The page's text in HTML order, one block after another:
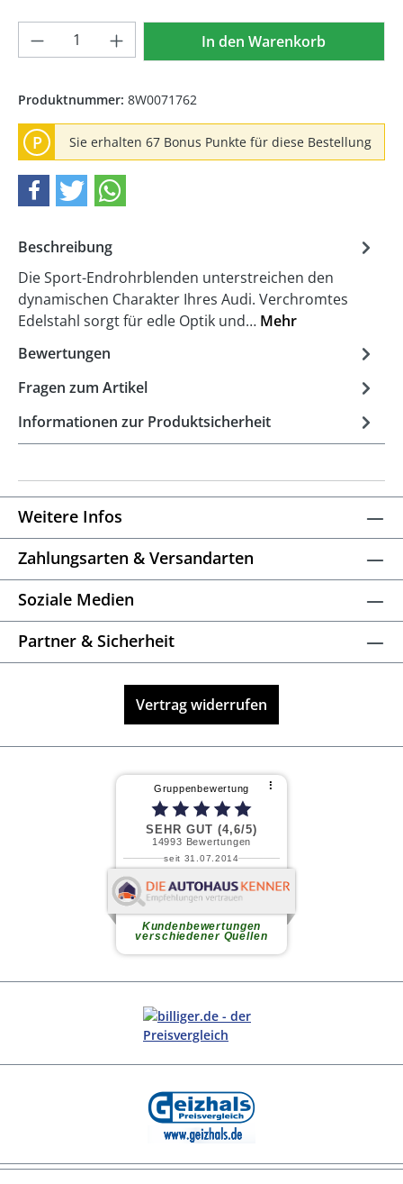
Produkt Anzahl: Gib denIn den Warenkorb
Produktnummer: 8W0071762
P Sie erhalten 67 Bonus Punkte für diese Bestellung
Beschreibung
Die Sport-Endrohrblenden unterstreichen den
dynamischen Charakter Ihres Audi. Verchromtes
Edelstahl sorgt für edle Optik und… Mehr
Bewertungen
Fragen zum Artikel
Informationen zur Produktsicherheit
Weitere Infos
Zahlungsarten & Versandarten
Soziale Medien
Partner & Sicherheit
Vertrag widerrufen